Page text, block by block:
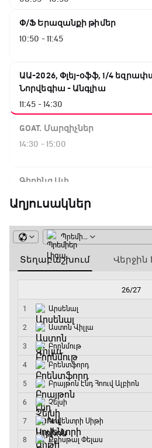
Փ/Ֆ Երազանքի թիմեր
10:50 - 11:45
ԱԱ-2026, Փլեյ-օֆֆ, 1/4
Նորվեգիա - Անգլիա
11:45 - 14:30
GOAT. Մարզիչներ
14:30 - 15:00
Գիրինգ Ափ
15:00 - 15:30
Ֆորմուլա 1. Բելգիայի Գրան
15:30 - 17:25
ԱԱ-2026, Փլեյ-օֆֆ, 1/4
Արգենտինա - Շվեյցարիա
17:25 - 20:10
Լա լիգայի ստադիոնները
20:10 - 20:20
Անպարտելի. Ալեքս
20:20 - 20:45
Փ/Ֆ Ամեն ինչ կամ ոչինչ.
Աղյուսակներ